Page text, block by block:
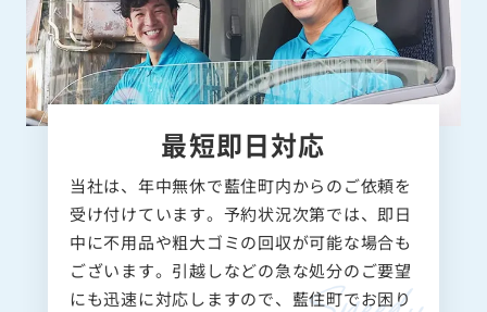
最短即日対応
当社は、年中無休で藍住町内からのご依頼を
受け付けています。予約状況次第では、即日
中に不用品や粗大ゴミの回収が可能な場合も
ございます。引越しなどの急な処分のご要望
にも迅速に対応しますので、藍住町でお困り